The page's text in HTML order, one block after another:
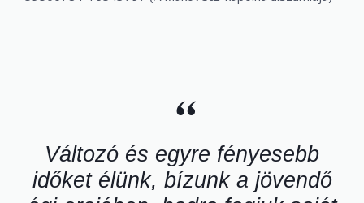
“
Változó és egyre fényesebb
időket élünk, bízunk a jövendő